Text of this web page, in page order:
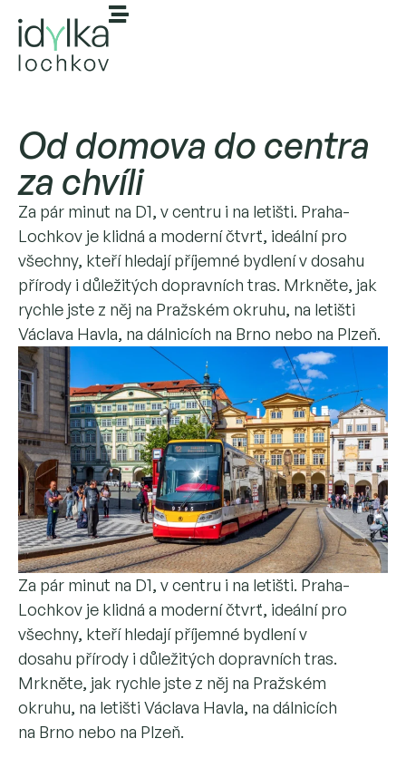
Od domova do centra
za chvíli
Za pár minut na D1, v centru i na letišti. Praha-
Lochkov je klidná a moderní čtvrť, ideální pro
všechny, kteří hledají příjemné bydlení v dosahu
přírody i důležitých dopravních tras. Mrkněte, jak
rychle jste z něj na Pražském okruhu, na letišti
Václava Havla, na dálnicích na Brno nebo na Plzeň.
Za pár minut na D1, v centru i na letišti. Praha-
Lochkov je klidná a moderní čtvrť, ideální pro
všechny, kteří hledají příjemné bydlení v
dosahu přírody i důležitých dopravních tras.
Mrkněte, jak rychle jste z něj na Pražském
okruhu, na letišti Václava Havla, na dálnicích
na Brno nebo na Plzeň.